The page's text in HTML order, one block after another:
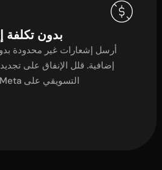
بدون تكلفة
أرسل إشعارات غير محدودة
إضافية. قلل الإنفاق على
التسويقي على Meta و SMS.